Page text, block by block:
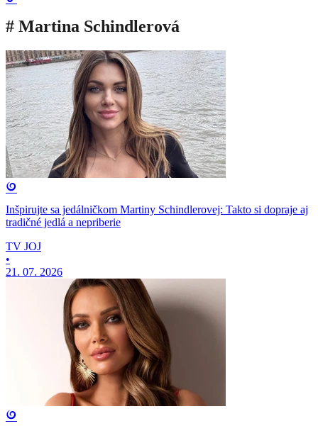
# Martina Schindlerová
Inšpirujte sa jedálničkom Martiny Schindlerovej: Takto si dopraje aj
tradičné jedlá a nepriberie
TV JOJ
•
21. 07. 2026